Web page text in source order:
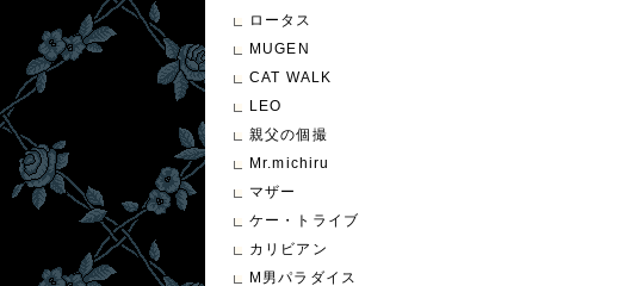
ロータス
MUGEN
CAT WALK
LEO
親父の個撮
Mr.michiru
マザー
ケー・トライブ
カリビアン
M男パラダイス